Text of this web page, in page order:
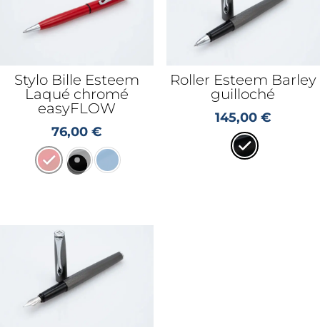
Stylo Bille Esteem
Laqué chromé
easyFLOW
76,00€
Roller Esteem Barley
guilloché
145,00 €